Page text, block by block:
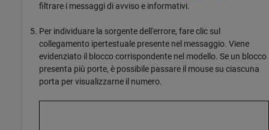
filtrare i messaggi di avviso e informativi.
Per individuare la sorgente dell'errore, fare clic sul
collegamento ipertestuale presente nel messaggio. Viene
evidenziato il blocco corrispondente nel modello. Se un blocco
presenta più porte, è possibile passare il mouse su ciascuna
porta per visualizzarne il numero.